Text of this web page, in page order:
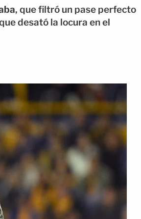
, que filtró un pase perfecto
desató la locura en el